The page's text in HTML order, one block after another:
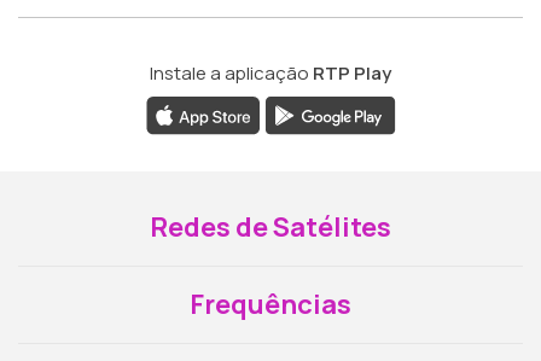
Instale a aplicação RTP Play
Redes de Satélites
Frequências